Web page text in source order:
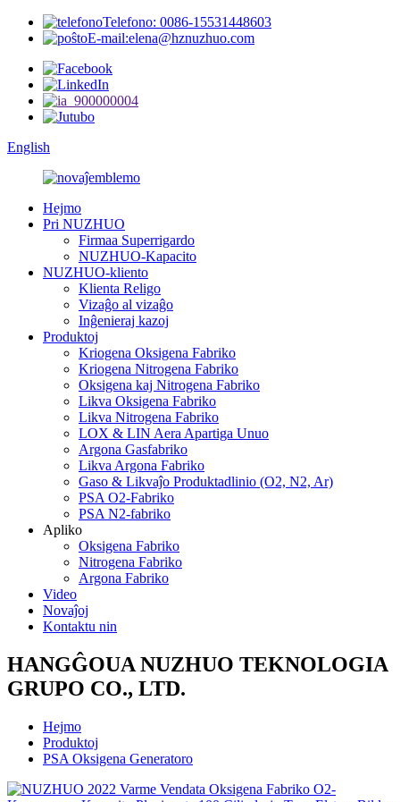
Telefono: 0086-15531448603
E-mail:elena@hznuzhuo.com
English
Hejmo
Pri NUZHUO
Firmaa Superrigardo
NUZHUO-Kapacito
NUZHUO-kliento
Klienta Religo
Vizaĝo al vizaĝo
Inĝenieraj kazoj
Produktoj
Kriogena Oksigena Fabriko
Kriogena Nitrogena Fabriko
Oksigena kaj Nitrogena Fabriko
Likva Oksigena Fabriko
Likva Nitrogena Fabriko
LOX & LIN Aera Apartiga Unuo
Argona Gasfabriko
Likva Argona Fabriko
Gaso & Likvaĵo Produktadlinio (O2, N2, Ar)
PSA O2-Fabriko
PSA N2-fabriko
Apliko
Oksigena Fabriko
Nitrogena Fabriko
Argona Fabriko
Video
Novaĵoj
Kontaktu nin
HANGĜOUA NUZHUO TEKNOLOGIA
GRUPO CO., LTD.
Hejmo
Produktoj
PSA Oksigena Generatoro